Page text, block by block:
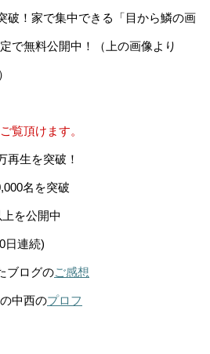
破！家で集中できる「目から鱗の画
で無料公開中！（上の画像より
覧頂けます。
再生を突破！
名を突破
を公開中
日連続)
ブログのご感想
中西のプロフ